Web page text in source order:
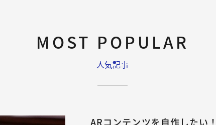
MOST POPULAR
人気記事
ARコンテンツを自作したい